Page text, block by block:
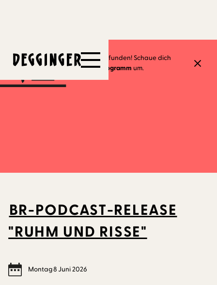
Dieses Event hat schon stattgefunden! Schaue dich
gerne in unseremaktuellen Programm um.
8.6.2026
BR-PODCAST-RELEASE
"RUHM UND RISSE"
Montag8 Juni2026